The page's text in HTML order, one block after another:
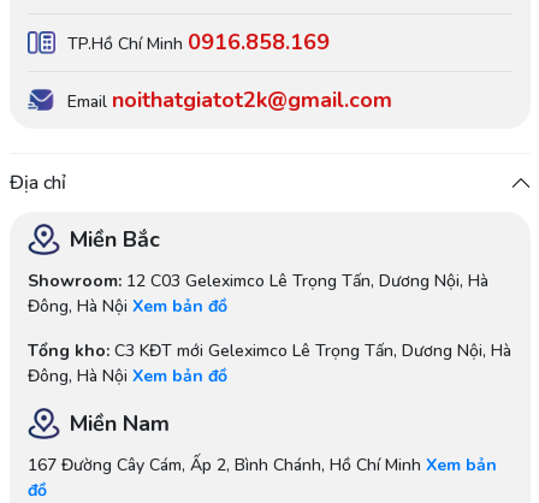
TP.Hồ Chí Minh 0916.858.169
Email noithatgiatot2k@gmail.com
Địa chỉ
Miền Bắc
Showroom:12 C03 Geleximco Lê Trọng Tấn, Dương Nội, Hà
Đông, Hà Nội Xem bản đồ
Tổng kho:C3 KĐT mới Geleximco Lê Trọng Tấn, Dương Nội, Hà
Đông, Hà Nội Xem bản đồ
Miền Nam
167 Đường Cây Cám, Ấp 2, Bình Chánh, Hồ Chí Minh Xem bản
đồ